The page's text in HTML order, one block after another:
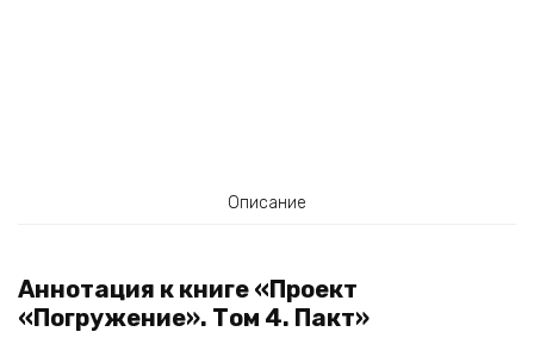
Описание
Аннотация к книге «Проект
«Погружение». Том 4. Пакт»